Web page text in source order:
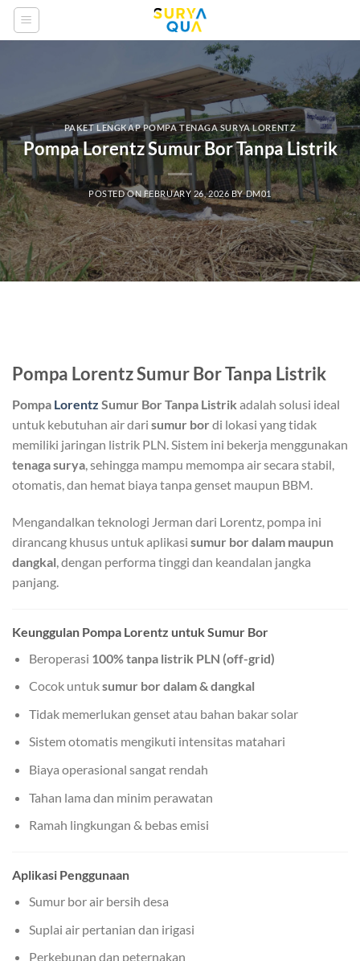
Skip
PAKET LENGKAP POMPA TENAGA SURYA LORENTZ
Pompa Lorentz Sumur Bor Tanpa Listrik
POSTED ON FEBRUARY 26, 2026 BYDM01
Pompa Lorentz Sumur Bor Tanpa Listrik
Pompa Lorentz Sumur Bor Tanpa Listrik adalah solusi ideal
untuk kebutuhan air dari sumur bor di lokasi yang tidak
memiliki jaringan listrik PLN. Sistem ini bekerja menggunakan
tenaga surya, sehingga mampu memompa air secara stabil,
otomatis, dan hemat biaya tanpa genset maupun BBM.
Mengandalkan teknologi Jerman dari Lorentz, pompa ini
dirancang khusus untuk aplikasi sumur bor dalam maupun
dangkal , dengan performa tinggi dan keandalan jangka
panjang.
Keunggulan Pompa Lorentz untuk Sumur Bor
Beroperasi 100% tanpa listrik PLN (off-grid)
Cocok untuksumur bor dalam & dangkal
Tidak memerlukan genset atau bahan bakar solar
Sistem otomatis mengikuti intensitas matahari
Biaya operasional sangat rendah
Tahan lama dan minim perawatan
Ramah lingkungan & bebas emisi
Aplikasi Penggunaan
Sumur bor air bersih desa
Suplai air pertanian dan irigasi
Perkebunan dan peternakan